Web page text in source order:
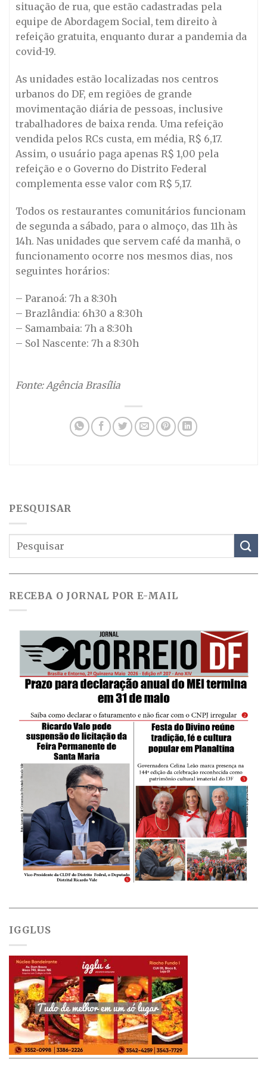
situação de rua, que estão cadastradas pela
equipe de Abordagem Social, tem direito à
refeição gratuita, enquanto durar a pandemia da
covid-19.
As unidades estão localizadas nos centros
urbanos do DF, em regiões de grande
movimentação diária de pessoas, inclusive
trabalhadores de baixa renda. Uma refeição
vendida pelos RCs custa, em média, R$ 6,17.
Assim, o usuário paga apenas R$ 1,00 pela
refeição e o Governo do Distrito Federal
complementa esse valor com R$ 5,17.
Todos os restaurantes comunitários funcionam
de segunda a sábado, para o almoço, das 11h às
14h. Nas unidades que servem café da manhã, o
funcionamento ocorre nos mesmos dias, nos
seguintes horários:
– Paranoá: 7h a 8:30h
– Brazlândia: 6h30 a 8:30h
– Samambaia: 7h a 8:30h
– Sol Nascente: 7h a 8:30h
Fonte: Agência Brasília
PESQUISAR
RECEBA O JORNAL POR E-MAIL
IGGLUS